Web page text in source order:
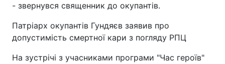
- звернувся священник до окупантів.
Патріарх окупантів Гундяєв заявив про
допустимість смертної кари з погляду РПЦ
На зустрічі з учасниками програми "Час героїв"